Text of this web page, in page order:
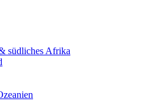
südliches Afrika